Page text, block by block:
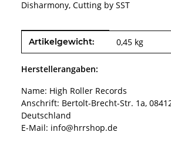
Disharmony, Cutting by SST
Produkteigenschaft
Wert
Artikelgewicht: 0,45 kg
Herstellerangaben:
Name: High Roller Records
Anschrift: Bertolt-Brecht-Str. 1a,
Deutschland
E-Mail: info@hrrshop.de